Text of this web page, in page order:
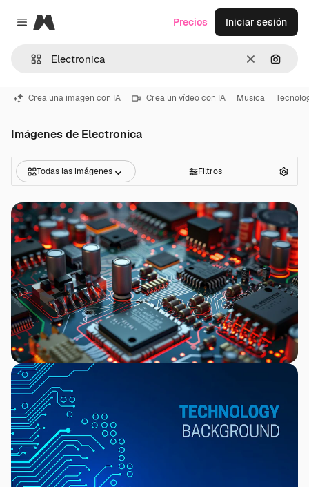
Close menu
Magnific
Borrar
Precios Iniciar sesión
Crea una imagen con IA Crea un vídeo con IA Musica
Imágenes de Electronica
Todas las imágenes Filtros